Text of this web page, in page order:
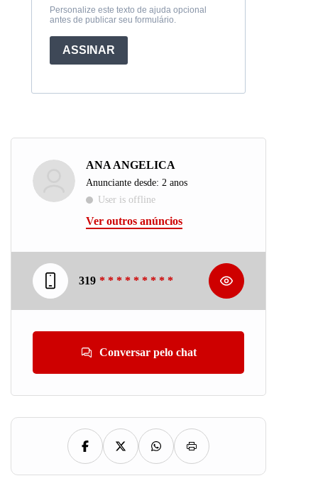
Personalize este texto de ajuda opcional
antes de publicar seu formulário.
ASSINAR
ANA ANGELICA
Anunciante desde: 2 anos
User is offline
Ver outros anúncios
319 * * * * * * * * *
Conversar pelo chat